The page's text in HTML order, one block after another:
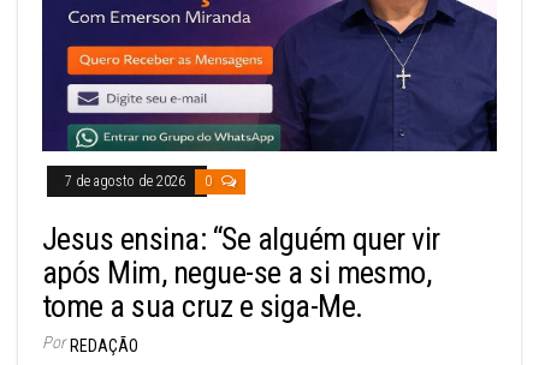
7 de agosto de 2026 0
Jesus ensina: “Se alguém quer vir
após Mim, negue-se a si mesmo,
tome a sua cruz e siga-Me.
Por REDAÇÃO